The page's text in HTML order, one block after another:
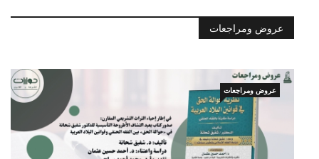
عروض ومراجعات
عروض ومراجعات